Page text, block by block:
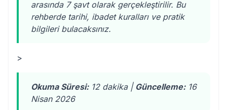
arasında 7 şavt olarak gerçekleştirilir. Bu
rehberde tarihi, ibadet kuralları ve pratik
bilgileri bulacaksınız.
>
Okuma Süresi:12 dakika | Güncelleme:16
Nisan 2026